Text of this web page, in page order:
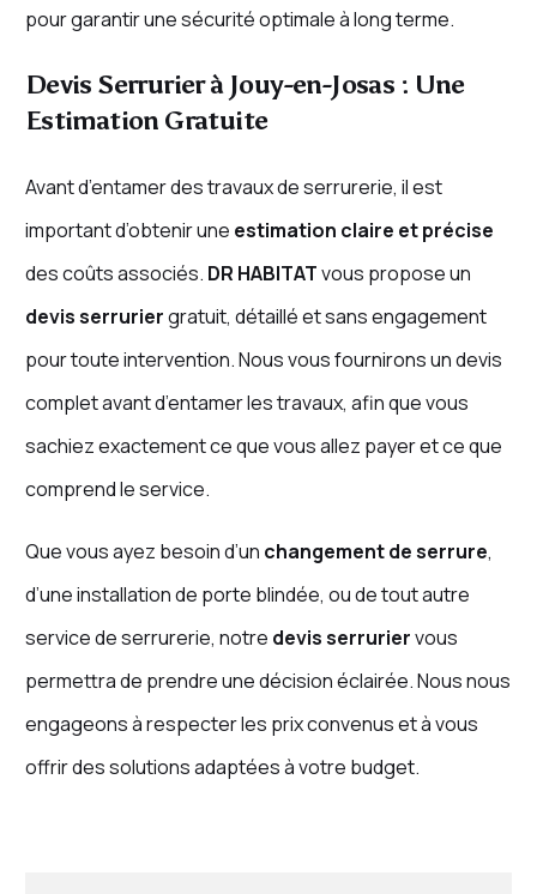
pour garantir une sécurité optimale à long terme.
Devis Serrurier à Jouy-en-Josas : Une
Estimation Gratuite
Avant d’entamer des travaux de serrurerie, il est
important d’obtenir une estimation claire et précise
des coûts associés. DR HABITATvous propose un
devis serruriergratuit, détaillé et sans engagement
pour toute intervention. Nous vous fournirons un devis
complet avant d’entamer les travaux, afin que vous
sachiez exactement ce que vous allez payer et ce que
comprend le service.
Que vous ayez besoin d’un changement de serrure,
d’une installation de porte blindée, ou de tout autre
service de serrurerie, notre devis serruriervous
permettra de prendre une décision éclairée. Nous nous
engageons à respecter les prix convenus et à vous
offrir des solutions adaptées à votre budget.